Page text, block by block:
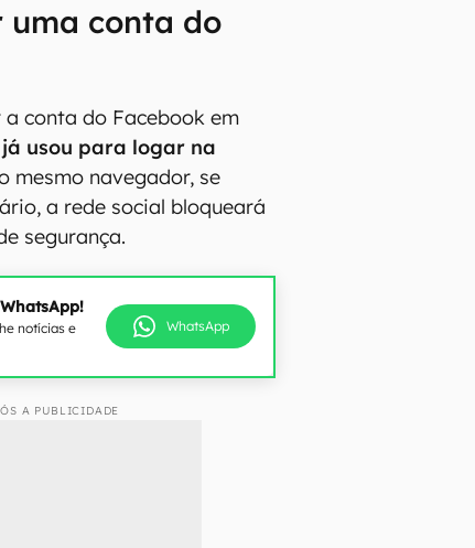
uma conta do
conta do Facebook em
usou para logar na
mesmo navegador, se
a rede social bloqueará
segurança.
notícias e
WhatsApp
A PUBLICIDADE